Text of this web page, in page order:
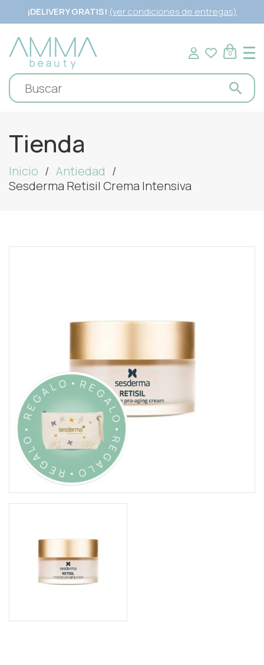
¡DELIVERY GRATIS! (ver condiciones de entregas)
0
Tienda
Inicio
Antiedad
Sesderma Retisil Crema Intensiva